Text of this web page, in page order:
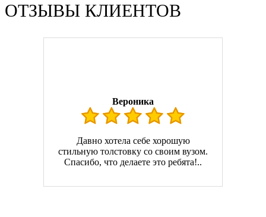
ОТЗЫВЫ КЛИЕНТОВ
Вероника
Давно хотела себе хорошую
стильную толстовку со своим вузом.
Спасибо, что делаете это ребята!..